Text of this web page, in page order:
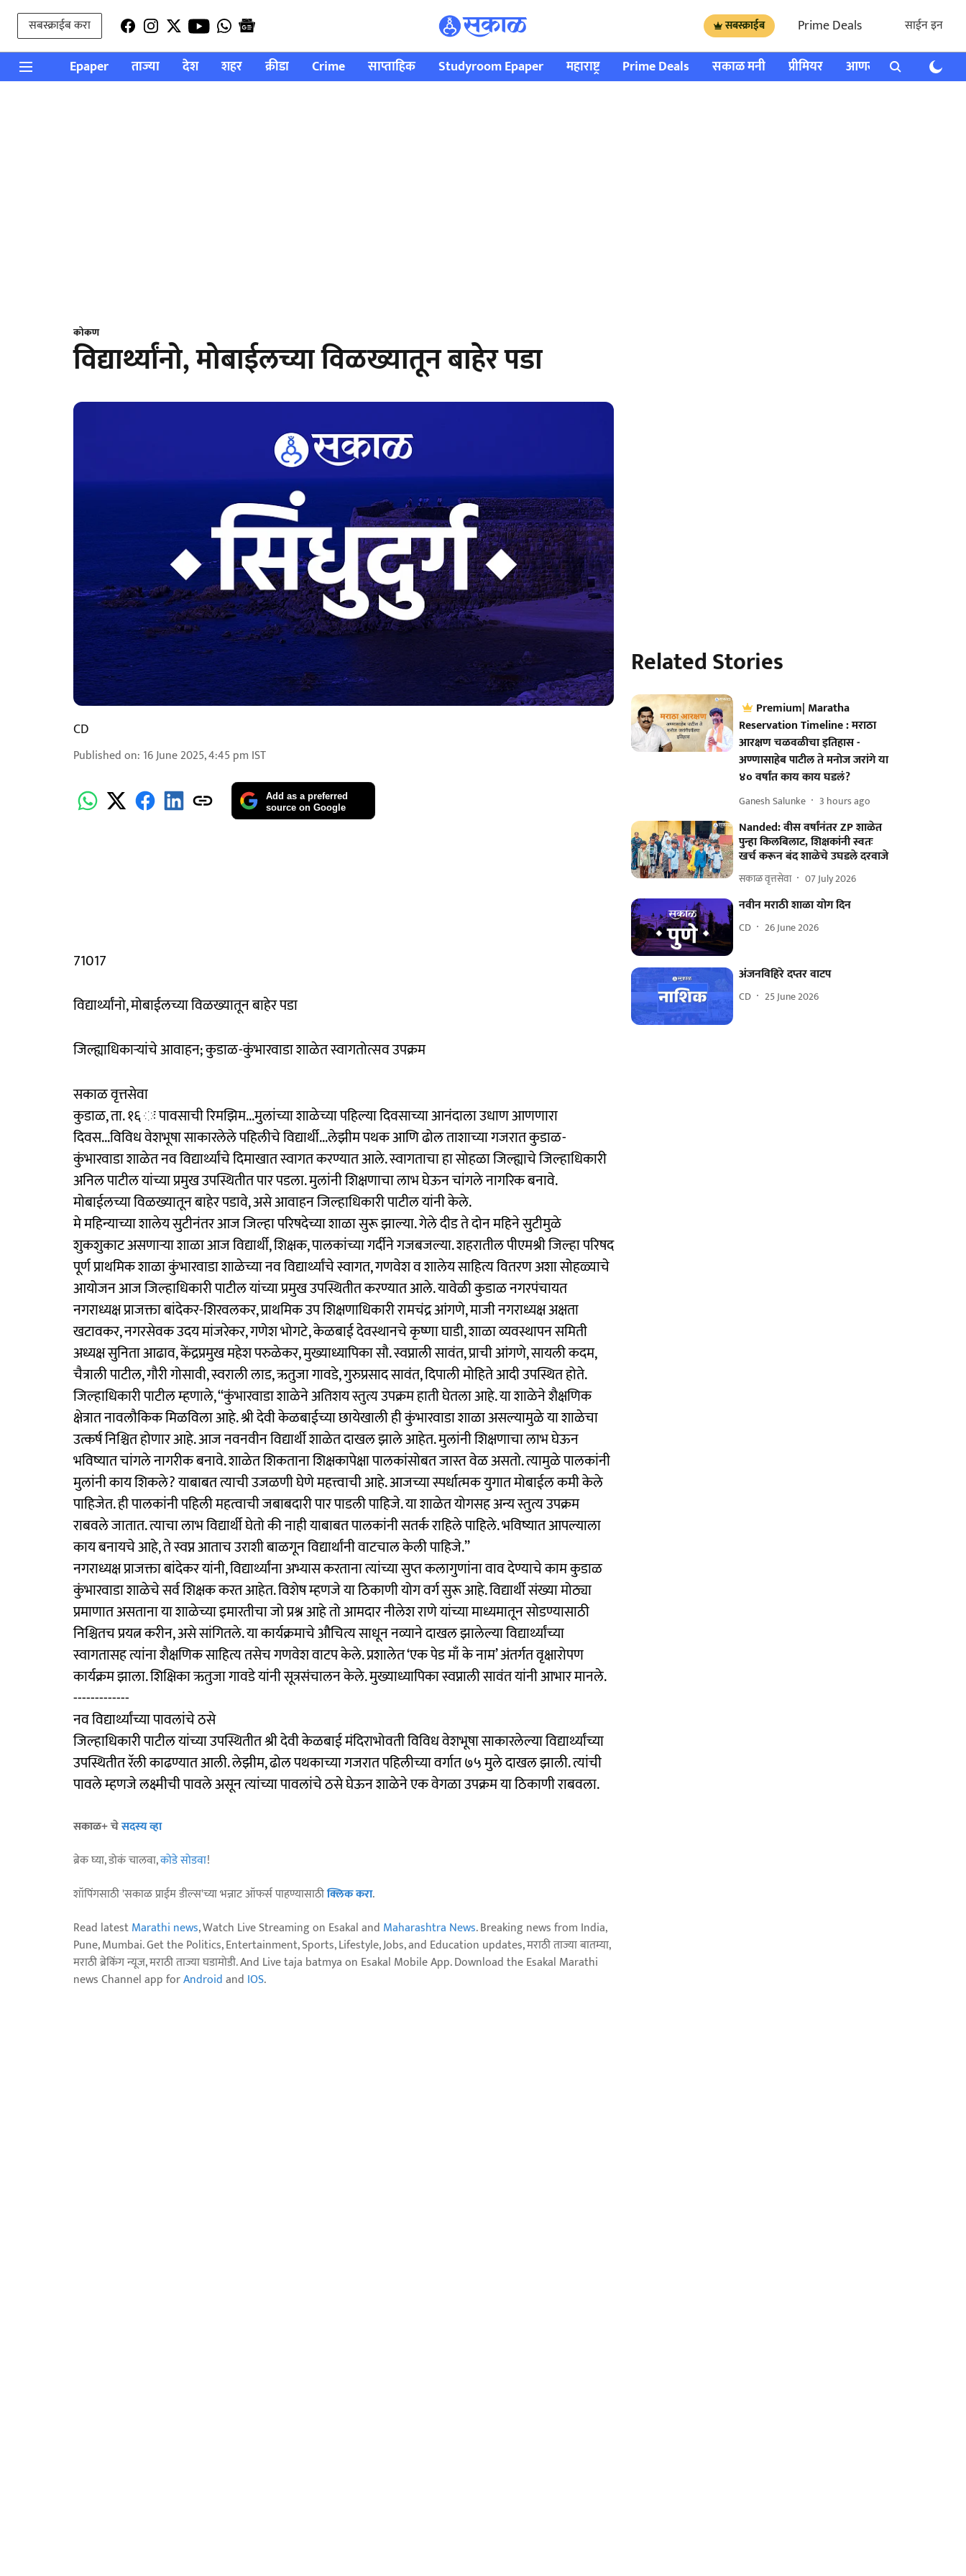
सबस्क्राईब करा सबस्क्राईब Prime Deals साईन इन
Epaper ताज्या देश शहर क्रीडा Crime साप्ताहिक Studyroom Epaper महाराष्ट्र Prime Deals सकाळ मनी प्रीमियर आणखी राशी भविष्य
कोकण
विद्यार्थ्यांनो, मोबाईलच्या विळख्यातून बाहेर पडा
CD
Published on: 16 June 2025, 4:45 pm IST
Add as a preferred
source on Google
71017
विद्यार्थ्यांनो, मोबाईलच्या विळख्यातून बाहेर पडा
जिल्ह्याधिकाऱ्यांचे आवाहन; कुडाळ-कुंभारवाडा शाळेत स्वागतोत्सव उपक्रम
सकाळ वृत्तसेवा
कुडाळ, ता. १६ ः पावसाची रिमझिम...मुलांच्या शाळेच्या पहिल्या दिवसाच्या आनंदाला उधाण आणणारा
दिवस...विविध वेशभूषा साकारलेले पहिलीचे विद्यार्थी...लेझीम पथक आणि ढोल ताशाच्या गजरात कुडाळ-
कुंभारवाडा शाळेत नव विद्यार्थ्यांचे दिमाखात स्वागत करण्यात आले. स्वागताचा हा सोहळा जिल्ह्याचे जिल्हाधिकारी
अनिल पाटील यांच्या प्रमुख उपस्थितीत पार पडला. मुलांनी शिक्षणाचा लाभ घेऊन चांगले नागरिक बनावे.
मोबाईलच्या विळख्यातून बाहेर पडावे, असे आवाहन जिल्हाधिकारी पाटील यांनी केले.
मे महिन्याच्या शालेय सुटीनंतर आज जिल्हा परिषदेच्या शाळा सुरू झाल्या. गेले दीड ते दोन महिने सुटीमुळे
शुकशुकाट असणाऱ्या शाळा आज विद्यार्थी, शिक्षक, पालकांच्या गर्दीने गजबजल्या. शहरातील पीएमश्री जिल्हा परिषद
पूर्ण प्राथमिक शाळा कुंभारवाडा शाळेच्या नव विद्यार्थ्यांचे स्वागत, गणवेश व शालेय साहित्य वितरण अशा सोहळ्याचे
आयोजन आज जिल्हाधिकारी पाटील यांच्या प्रमुख उपस्थितीत करण्यात आले. यावेळी कुडाळ नगरपंचायत
नगराध्यक्ष प्राजक्ता बांदेकर-शिरवलकर, प्राथमिक उप शिक्षणाधिकारी रामचंद्र आंगणे, माजी नगराध्यक्ष अक्षता
खटावकर, नगरसेवक उदय मांजरेकर, गणेश भोगटे, केळबाई देवस्थानचे कृष्णा घाडी, शाळा व्यवस्थापन समिती
अध्यक्ष सुनिता आढाव, केंद्रप्रमुख महेश परुळेकर, मुख्याध्यापिका सौ. स्वप्नाली सावंत, प्राची आंगणे, सायली कदम,
चैत्राली पाटील, गौरी गोसावी, स्वराली लाड, ऋतुजा गावडे, गुरुप्रसाद सावंत, दिपाली मोहिते आदी उपस्थित होते.
जिल्हाधिकारी पाटील म्हणाले, ‘‘कुंभारवाडा शाळेने अतिशय स्तुत्य उपक्रम हाती घेतला आहे. या शाळेने शैक्षणिक
क्षेत्रात नावलौकिक मिळविला आहे. श्री देवी केळबाईच्या छायेखाली ही कुंभारवाडा शाळा असल्यामुळे या शाळेचा
उत्कर्ष निश्चित होणार आहे. आज नवनवीन विद्यार्थी शाळेत दाखल झाले आहेत. मुलांनी शिक्षणाचा लाभ घेऊन
भविष्यात चांगले नागरीक बनावे. शाळेत शिकताना शिक्षकापेक्षा पालकांसोबत जास्त वेळ असतो. त्यामुळे पालकांनी
मुलांनी काय शिकले? याबाबत त्याची उजळणी घेणे महत्त्वाची आहे. आजच्या स्पर्धात्मक युगात मोबाईल कमी केले
पाहिजेत. ही पालकांनी पहिली महत्वाची जबाबदारी पार पाडली पाहिजे. या शाळेत योगसह अन्य स्तुत्य उपक्रम
राबवले जातात. त्याचा लाभ विद्यार्थी घेतो की नाही याबाबत पालकांनी सतर्क राहिले पाहिले. भविष्यात आपल्याला
काय बनायचे आहे, ते स्वप्न आताच उराशी बाळगून विद्यार्थांनी वाटचाल केली पाहिजे.’’
नगराध्यक्ष प्राजक्ता बांदेकर यांनी, विद्यार्थ्यांना अभ्यास करताना त्यांच्या सुप्त कलागुणांना वाव देण्याचे काम कुडाळ
कुंभारवाडा शाळेचे सर्व शिक्षक करत आहेत. विशेष म्हणजे या ठिकाणी योग वर्ग सुरू आहे. विद्यार्थी संख्या मोठ्या
प्रमाणात असताना या शाळेच्या इमारतीचा जो प्रश्न आहे तो आमदार नीलेश राणे यांच्या माध्यमातून सोडण्यासाठी
निश्चितच प्रयत्न करीन, असे सांगितले. या कार्यक्रमाचे औचित्य साधून नव्याने दाखल झालेल्या विद्यार्थ्यांच्या
स्वागतासह त्यांना शैक्षणिक साहित्य तसेच गणवेश वाटप केले. प्रशालेत ‘एक पेड माँ के नाम’ अंतर्गत वृक्षारोपण
कार्यक्रम झाला. शिक्षिका ऋतुजा गावडे यांनी सूत्रसंचालन केले. मुख्याध्यापिका स्वप्नाली सावंत यांनी आभार मानले.
-------------
नव विद्यार्थ्यांच्या पावलांचे ठसे
जिल्हाधिकारी पाटील यांच्या उपस्थितीत श्री देवी केळबाई मंदिराभोवती विविध वेशभूषा साकारलेल्या विद्यार्थ्यांच्या
उपस्थितीत रॅली काढण्यात आली. लेझीम, ढोल पथकाच्या गजरात पहिलीच्या वर्गात ७५ मुले दाखल झाली. त्यांची
पावले म्हणजे लक्ष्मीची पावले असून त्यांच्या पावलांचे ठसे घेऊन शाळेने एक वेगळा उपक्रम या ठिकाणी राबवला.
सकाळ+ चेसदस्य व्हा
ब्रेक घ्या, डोकं चालवा,कोडे सोडवा!
शॉपिंगसाठी 'सकाळ प्राईम डील्स'च्या भन्नाट ऑफर्स पाहण्यासाठीक्लिक करा.
Read latestMarathi news, Watch Live Streaming on Esakal and Maharashtra News. Breaking news from India,
Pune, Mumbai. Get the Politics, Entertainment, Sports, Lifestyle, Jobs, and Education updates, मराठी ताज्या बातम्या,
मराठी ब्रेकिंग न्यूज, मराठी ताज्या घडामोडी. And Live taja batmya on Esakal Mobile App. Download the Esakal Marathi
news Channel app forAndroidand IOS.
Related Stories
Premium| Maratha
Reservation Timeline : मराठा
आरक्षण चळवळीचा इतिहास -
अण्णासाहेब पाटील ते मनोज जरांगे या
४० वर्षांत काय काय घडलं?
Ganesh Salunke 3 hours ago
Nanded: वीस वर्षांनंतर ZP शाळेत
पुन्हा किलबिलाट, शिक्षकांनी स्वतः
खर्च करून बंद शाळेचे उघडले दरवाजे
सकाळ वृत्तसेवा 07 July 2026
नवीन मराठी शाळा योग दिन
CD 26 June 2026
अंजनविहिरे दप्तर वाटप
CD 25 June 2026